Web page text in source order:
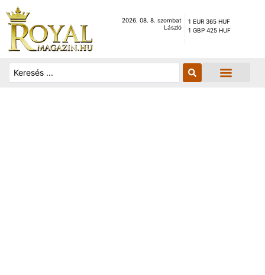
2026. 08. 8. szombat
László
1 EUR 365 HUF
1 GBP 425 HUF